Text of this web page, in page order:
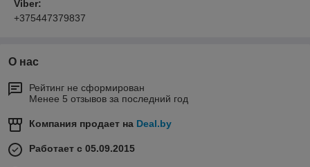
Viber:
+375447379837
О нас
Рейтинг не сформирован
Менее 5 отзывов за последний год
Компания продает на Deal.by
Работает с 05.09.2015